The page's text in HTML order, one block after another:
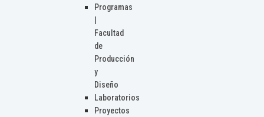
Programas
Facultad
de
Producción
y
Diseño
Laboratorios
Proyectos